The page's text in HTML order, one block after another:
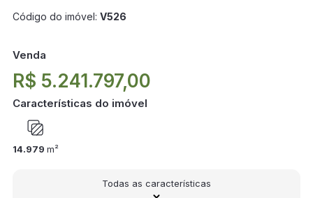
Código do imóvel: V526
Venda
R$ 5.241.797,00
Características do imóvel
14.979 m²
Todas as características